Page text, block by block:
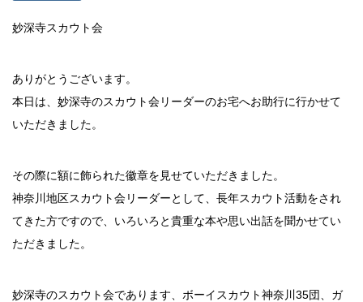
妙深寺スカウト会
ありがとうございます。
本日は、妙深寺のスカウト会リーダーのお宅へお助行に行かせて
いただきました。
その際に額に飾られた徽章を見せていただきました。
神奈川地区スカウト会リーダーとして、長年スカウト活動をされ
てきた方ですので、いろいろと貴重な本や思い出話を聞かせてい
ただきました。
妙深寺のスカウト会であります、ボーイスカウト神奈川35団、ガ